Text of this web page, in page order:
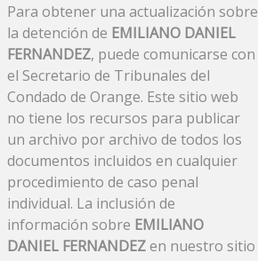
Para obtener una actualización sobre
la detención de EMILIANO DANIEL
FERNANDEZ, puede comunicarse con
el Secretario de Tribunales del
Condado de Orange. Este sitio web
no tiene los recursos para publicar
un archivo por archivo de todos los
documentos incluidos en cualquier
procedimiento de caso penal
individual. La inclusión de
información sobre EMILIANO
DANIEL FERNANDEZen nuestro sitio